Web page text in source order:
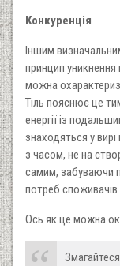
Конкуренція
Іншим
принцип уникнення
можна
Тіль пояснює це
енергії із
знаходяться у
з часом, не на
самим, забуваючи
потреб
Ось як це можна